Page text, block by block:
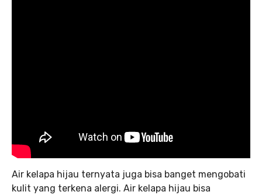
Air kelapa hijau ternyata juga bisa banget mengobati
kulit yang terkena alergi. Air kelapa hijau bisa